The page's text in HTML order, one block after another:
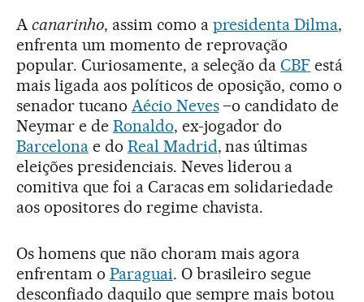
A canarinho, assim como a presidenta Dilma,
enfrenta um momento de reprovação
popular. Curiosamente, a seleção daCBF está
mais ligada aos políticos de oposição, como o
senador tucano Aécio Neves–o candidato de
Neymar e de Ronaldo, ex-jogador do
Barcelonae do Real Madrid, nas últimas
eleições presidenciais. Neves liderou a
comitiva que foi a Caracas em solidariedade
aos opositores do regime chavista.
Os homens que não choram mais agora
enfrentam o Paraguai. O brasileiro segue
desconfiado daquilo que sempre mais botou